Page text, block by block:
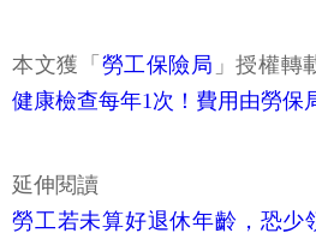
本文獲「 勞工保險局 」授權轉
健康檢查每年1次！費用由勞保
延伸閱讀
勞工若未算好退休年齡，恐少